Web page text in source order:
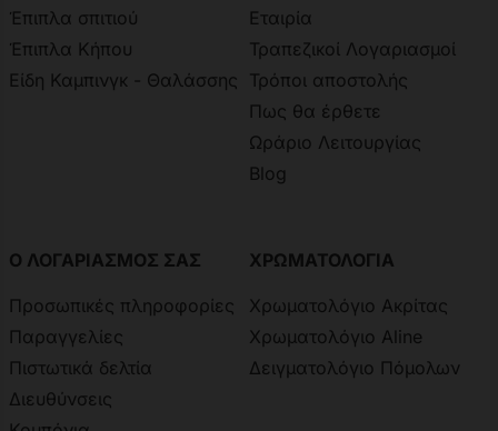
Έπιπλα σπιτιού
Έπιπλα Κήπου
Είδη Καμπινγκ - Θαλάσσης
Εταιρία
Τραπεζικοί Λογαριασμοί
Τρόποι αποστολής
Πως θα έρθετε
Ωράριο Λειτουργίας
Blog
Ο ΛΟΓΑΡΙΑΣΜΟΣ ΣΑΣ
Προσωπικές πληροφορίες
Παραγγελίες
Πιστωτικά δελτία
Διευθύνσεις
ΧΡΩΜΑΤΟΛΟΓΙΑ
Χρωματολόγιο Ακρίτας
Χρωματολόγιο Aline
Δειγματολόγιο Πόμολων